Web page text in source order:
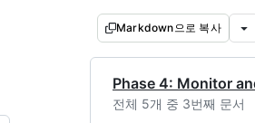
Markdown으로 복사
Phase 4: Monitor
전체 5개 중 3번째 문서